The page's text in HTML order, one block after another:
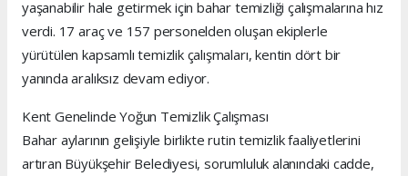
yaşanabilir hale getirmek için bahar temizliği çalışmalarına hız
verdi. 17 araç ve 157 personelden oluşan ekiplerle
yürütülen kapsamlı temizlik çalışmaları, kentin dört bir
yanında aralıksız devam ediyor.
Kent Genelinde Yoğun Temizlik Çalışması
Bahar aylarının gelişiyle birlikte rutin temizlik faaliyetlerini
artıran Büyükşehir Belediyesi, sorumluluk alanındaki cadde,